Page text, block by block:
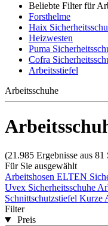
Beliebte Filter für
Forsthelme
Haix
Heizwesten
Puma
Cofra
Arbeitsstiefel
Arbeitsschuhe
(21.985 Ergebnisse aus 81
Für Sie ausgewählt
Arbeitshosen ELTEN
Uvex Sicherheitsschuhe
Schnittschutzstiefel Kurze
Filter
Preis